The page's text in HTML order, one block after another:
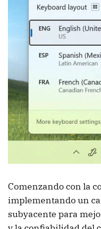
Comenzando con la
implementando un
subyacente para